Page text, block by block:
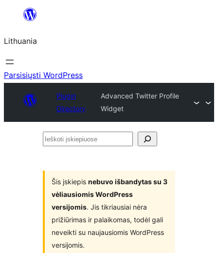
turinio
Lithuania
Parsisiųsti WordPress
Plugin
Directory
Advanced Twitter Profile
Widget
Ieškoti
Šis įskiepis nebuvo išbandytas su 3
vėliausiomis WordPress
versijomis. Jis tikriausiai nėra
prižiūrimas ir palaikomas, todėl gali
neveikti su naujausiomis WordPress
versijomis.